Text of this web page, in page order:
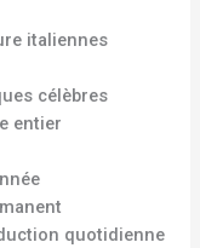
italiennes
célèbres
entier
quotidienne